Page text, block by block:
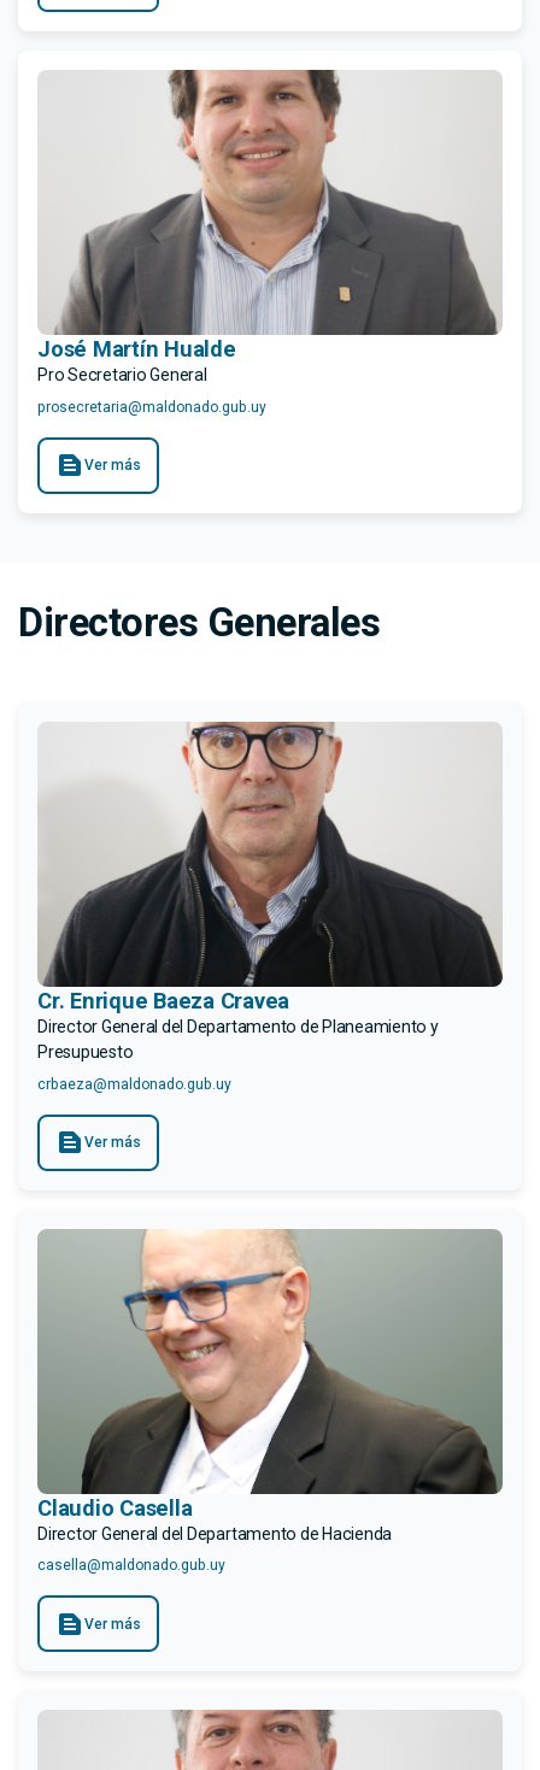
José Martín Hualde
Pro Secretario General
prosecretaria@maldonado.gub.uy
text_snippet Ver más
Directores Generales
Cr. Enrique Baeza Cravea
Director General del Departamento de Planeamiento y
Presupuesto
crbaeza@maldonado.gub.uy
text_snippet Ver más
Claudio Casella
Director General del Departamento de Hacienda
casella@maldonado.gub.uy
text_snippet Ver más